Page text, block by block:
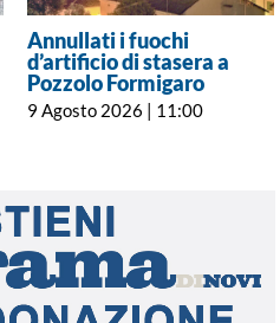
Annullati i fuochi
d’artificio di stasera a
Pozzolo Formigaro
9 Agosto 2026 | 11:00